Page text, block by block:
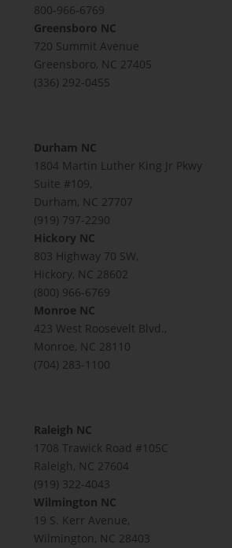
800-966-6769
Greensboro NC
720 Summit Avenue
Greensboro, NC 27405
(336) 292-0455
Durham NC
1804 Martin Luther King Jr Pkwy
Suite #109,
Durham, NC 27707
(919) 797-2290
Hickory NC
803 Highway 70 SW,
Hickory, NC 28602
(800) 966-6769
Monroe NC
423 West Roosevelt Blvd.,
Monroe, NC 28110
(704) 283-1100
Raleigh NC
1708 Trawick Road #105C
Raleigh, NC 27604
(919) 322-4043
Wilmington NC
19 S. Kerr Avenue,
Wilmington, NC 28403